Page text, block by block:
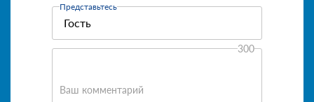
Представьтесь
Ваш комментарий
300